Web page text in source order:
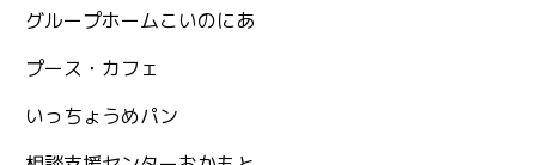
グループホームこいのにあ
プース・カフェ
いっちょうめパン